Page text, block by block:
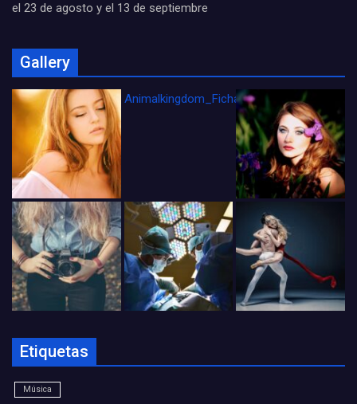
el 23 de agosto y el 13 de septiembre
Gallery
Animalkingdom_FichaCine
Etiquetas
Música